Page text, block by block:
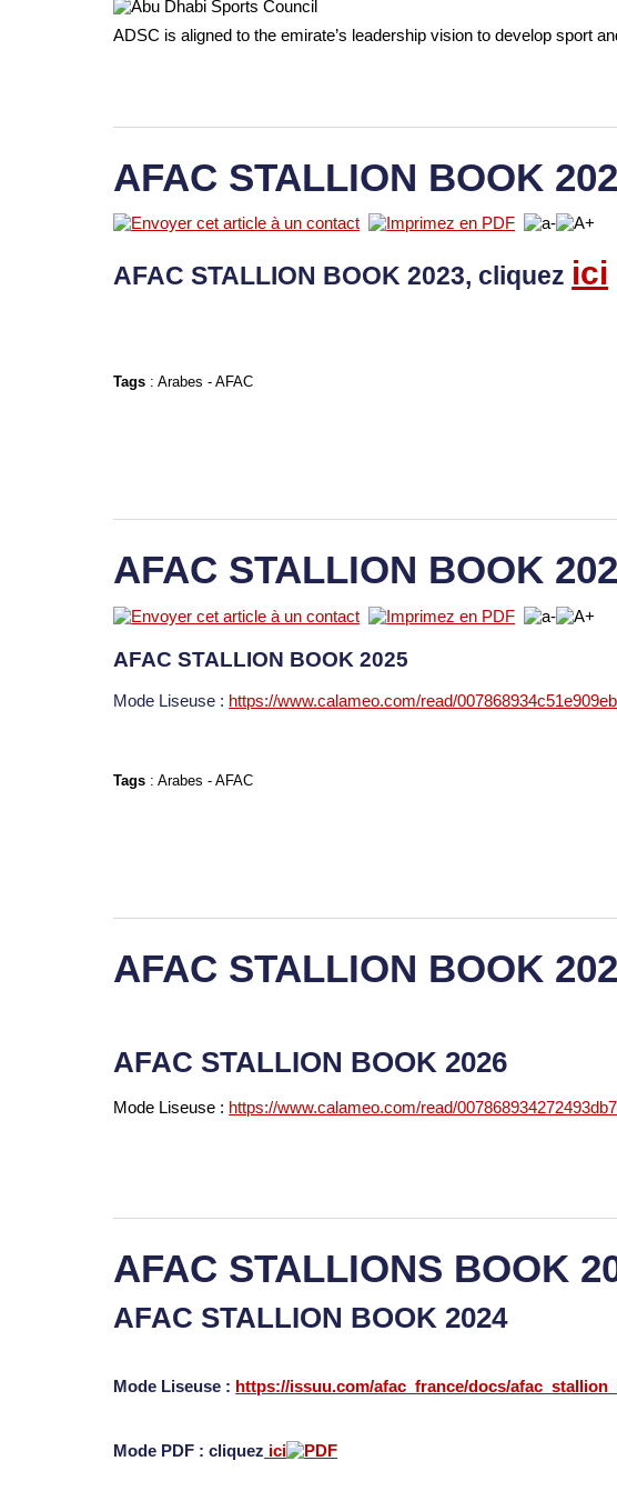
ADSC is aligned to the emirate’s leadership vision to develop sport
AFAC STALLION BOOK
AFAC STALLION BOOK 2023, cliquez ici
Tags :Arabes -AFAC
AFAC STALLION BOOK
AFAC STALLION BOOK 2025
Mode Liseuse : https://www.calameo.com/read/
Tags :Arabes -AFAC
AFAC STALLION BOOK
AFAC STALLION BOOK 2026
Mode Liseuse : https://www.calameo.com/read/
AFAC STALLIONS BOOK
AFAC STALLION BOOK 2024
Mode Liseuse : https://issuu.com/afac_france/docs/
Mode PDF : cliquez ici